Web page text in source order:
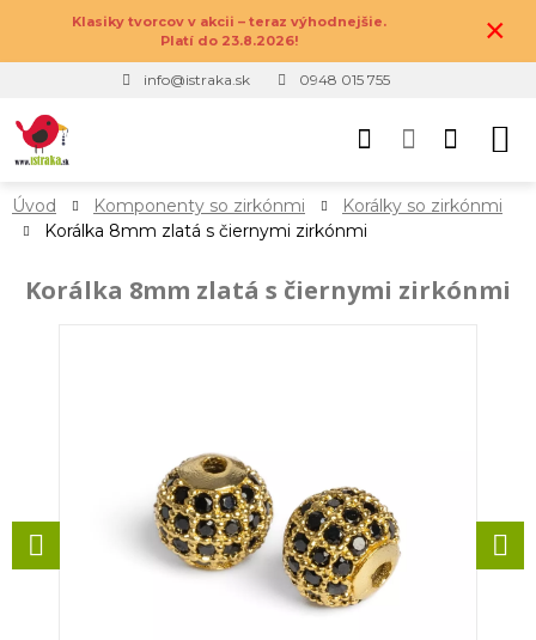
Klasiky tvorcov v akcii – teraz výhodnejšie.
Platí do 23.8.2026!
×
info@istraka.sk 0948 015 755
Úvod Komponenty so zirkónmi
Korálky so zirkónmi
Korálka 8mm zlatá s čiernymi zirkónmi
Korálka 8mm zlatá s čiernymi zirkónmi